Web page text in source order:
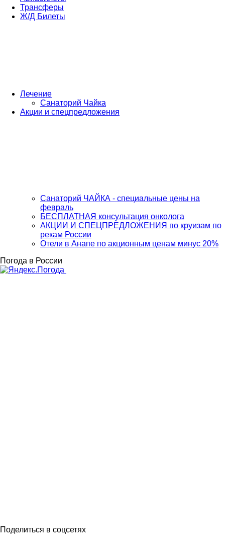
Трансферы
Ж/Д Билеты
Лечение
Санаторий Чайка
Акции и спецпредложения
Санаторий ЧАЙКА - специальные цены на
февраль
БЕСПЛАТНАЯ консультация онколога
АКЦИИ И СПЕЦПРЕДЛОЖЕНИЯ по круизам по
рекам России
Отели в Анапе по акционным ценам минус 20%
Погода в России
Поделиться в соцсетях